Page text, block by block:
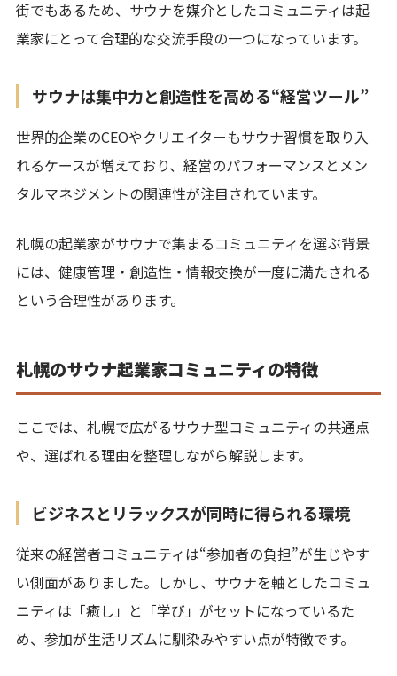
街でもあるため、サウナを媒介としたコミュニティは起
業家にとって合理的な交流手段の一つになっています。
サウナは集中力と創造性を高める“経営ツール”
世界的企業のCEOやクリエイターもサウナ習慣を取り入
れるケースが増えており、経営のパフォーマンスとメン
タルマネジメントの関連性が注目されています。
札幌の起業家がサウナで集まるコミュニティを選ぶ背景
には、健康管理・創造性・情報交換が一度に満たされる
という合理性があります。
札幌のサウナ起業家コミュニティの特徴
ここでは、札幌で広がるサウナ型コミュニティの共通点
や、選ばれる理由を整理しながら解説します。
ビジネスとリラックスが同時に得られる環境
従来の経営者コミュニティは“参加者の負担”が生じやす
い側面がありました。しかし、サウナを軸としたコミュ
ニティは「癒し」と「学び」がセットになっているた
め、参加が生活リズムに馴染みやすい点が特徴です。